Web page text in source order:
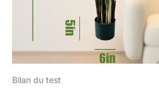
Bilan du test